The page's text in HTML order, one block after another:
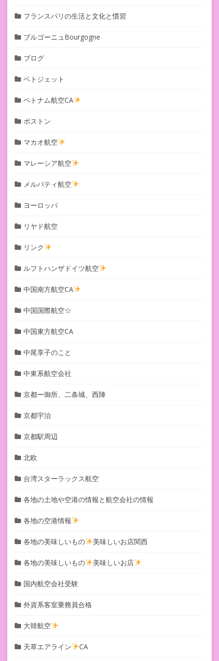
フランスパリの生活と文化と慣習
ブルゴーニュBourgogne
ブログ
ベトジェット
ベトナム航空CA
ボストン
マカオ航空
マレーシア航空
メルパティ航空
ヨーロッパ
リヤド航空
リンク
ルフトハンザドイツ航空
中国南方航空CA
中国国際航空☆
中国東方航空CA
中尾享子のこと
中東系航空会社
京都ー御所、二条城、西陣
京都宇治
京都駅周辺
北欧
台湾スターラックス航空
各地の土地や空港の情報と航空会社の情報
各地の空港情報
各地の美味しいもの 美味しいお店関西
各地の美味しいもの 美味しいお店
国内航空会社受験
外資系客室乗務員合格
大韓航空
天草エアライン CA